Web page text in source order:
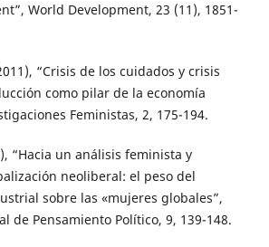
World Development, 23 (11), 1851-
“Crisis de los cuidados y crisis
como pilar de la economía
Feministas, 2, 175-194.
“Hacia un análisis feminista y
neoliberal: el peso del
sobre las «mujeres globales”,
de Pensamiento Político, 9, 139-148.